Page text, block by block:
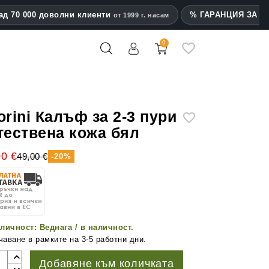
70 000 доволни клиенти от 1999 г. насам % ГАРАНЦИЯ ЗА
0
Калъф за 2-3 пури
кожа бял
€49,00 € -20%
Веднага / в наличност.
в рамките на 3-5 работни дни.
Добавяне към количката